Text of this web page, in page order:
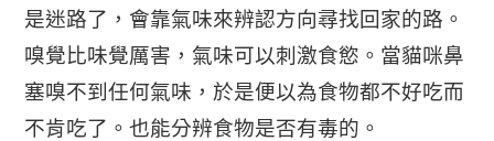
是迷路了，會靠氣味來辨認方向尋找回家的路。
嗅覺比味覺厲害，氣味可以刺激食慾。當貓咪鼻
塞嗅不到任何氣味，於是便以為食物都不好吃而
不肯吃了。也能分辨食物是否有毒的。